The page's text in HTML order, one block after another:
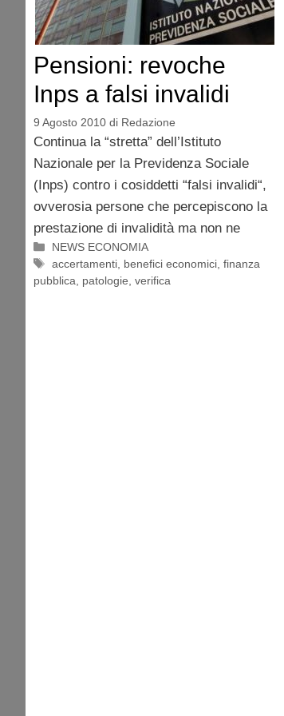
Pensioni: revoche
Inps a falsi invalidi
9 Agosto 2010 di Redazione
Continua la “stretta” dell’Istituto
Nazionale per la Previdenza Sociale
(Inps) contro i cosiddetti “falsi invalidi“,
ovverosia persone che percepiscono la
prestazione di invalidità ma non ne
Categorie
NEWS ECONOMIA
Tag
accertamenti benefici economici ,finanza
pubblica
patologie verifica